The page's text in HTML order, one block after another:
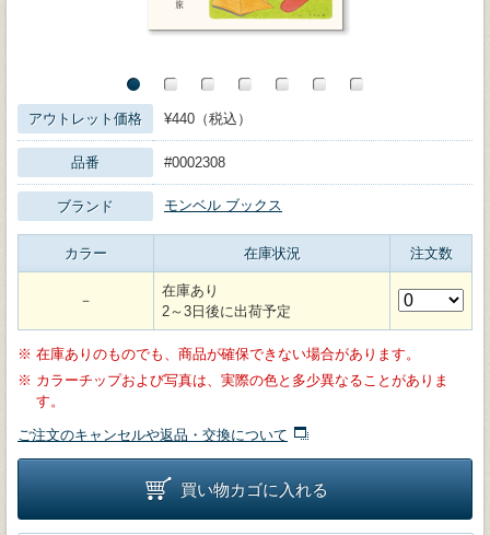
アウトレット価格 ¥440（税込）
品番 #0002308
ブランド モンベル ブックス
カラー 在庫状況 注文数
－
在庫あり
2～3日後に出荷予定
※ 在庫ありのものでも、商品が確保できない場合があります。
※ カラーチップおよび写真は、実際の色と多少異なることがありま
す。
ご注文のキャンセルや返品・交換について
買い物カゴに入れる